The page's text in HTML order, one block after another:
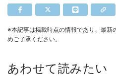
※本記事は掲載時点の情報であり、最新
めご了承ください。
あわせて読みたい